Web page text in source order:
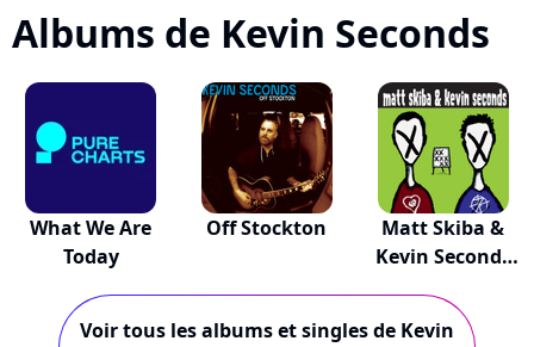
Albums de Kevin Seconds
What We Are
Today
Off Stockton
Matt Skiba &
Kevin Seconds
Voir tous les albums et singles de Kevin